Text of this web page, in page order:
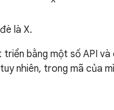
là X.
bằng một số API và
nhiên, trong mã của